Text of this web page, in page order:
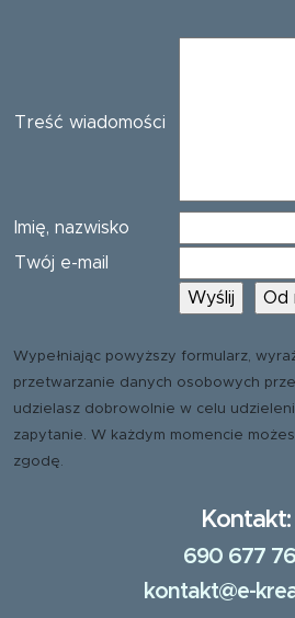
Treść wiadomości
Imię, nazwisko
Twój e-mail
Wypełniając powyższy formularz,
przetwarzanie danych osobowych
udzielasz dobrowolnie w celu
zapytanie. W każdym momencie
zgodę.
Kontakt:
690 677
kontakt@e-